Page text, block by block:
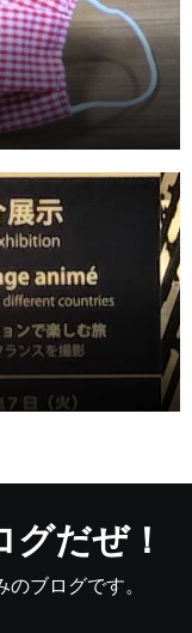
だぜ！
ブログです。